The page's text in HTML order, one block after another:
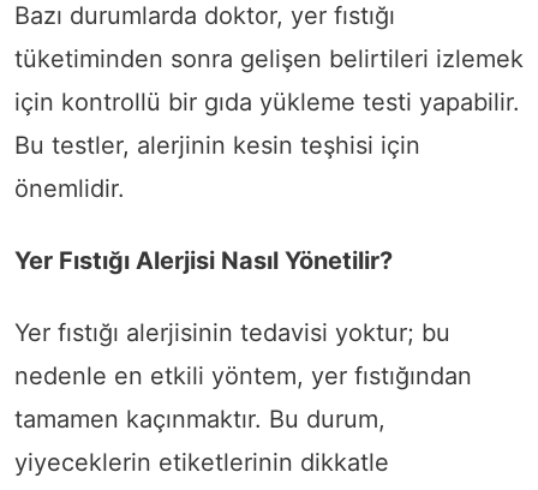
Bazı durumlarda doktor, yer fıstığı
tüketiminden sonra gelişen belirtileri izlemek
için kontrollü bir gıda yükleme testi yapabilir.
Bu testler, alerjinin kesin teşhisi için
önemlidir.
Yer Fıstığı Alerjisi Nasıl Yönetilir?
Yer fıstığı alerjisinin tedavisi yoktur; bu
nedenle en etkili yöntem, yer fıstığından
tamamen kaçınmaktır. Bu durum,
yiyeceklerin etiketlerinin dikkatle